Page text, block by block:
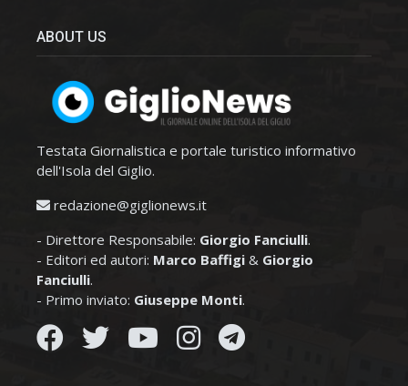
ABOUT US
Testata Giornalistica e portale turistico informativo
dell'Isola del Giglio.
redazione@giglionews.it
- Direttore Responsabile: Giorgio Fanciulli.
- Editori ed autori: Marco Baffigi & Giorgio
Fanciulli.
- Primo inviato: Giuseppe Monti.